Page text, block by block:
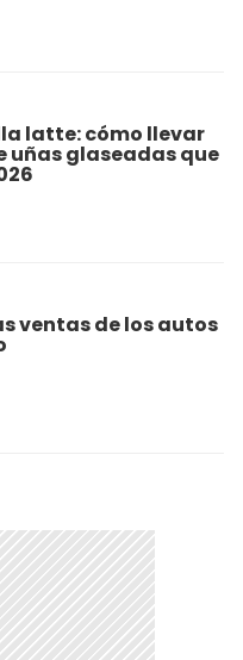
latte: cómo llevar
uñas glaseadas que
ventas de los autos